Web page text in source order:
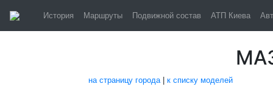
История Маршруты Подвижной состав АТП Киева
Киев.
на страницу города| к списку моделей